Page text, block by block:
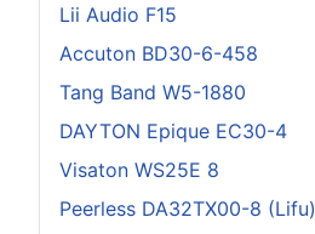
Lii Audio F15
Accuton BD30-6-458
Tang Band W5-1880
DAYTON Epique EC30-4
Visaton WS25E 8
Peerless DA32TX00-8 (Lifu)